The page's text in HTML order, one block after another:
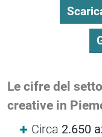
Le cifre del
creative in
Circa 2.650